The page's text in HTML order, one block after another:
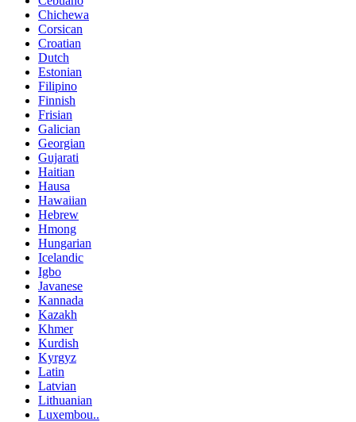
Chichewa
Corsican
Croatian
Dutch
Estonian
Filipino
Finnish
Frisian
Galician
Georgian
Gujarati
Haitian
Hausa
Hawaiian
Hebrew
Hmong
Hungarian
Icelandic
Igbo
Javanese
Kannada
Kazakh
Khmer
Kurdish
Kyrgyz
Latin
Latvian
Lithuanian
Luxembou..